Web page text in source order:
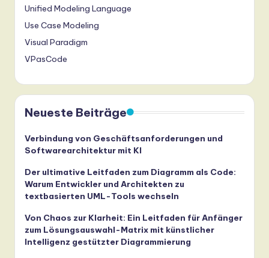
Unified Modeling Language
Use Case Modeling
Visual Paradigm
VPasCode
Neueste Beiträge
Verbindung von Geschäftsanforderungen und
Softwarearchitektur mit KI
Der ultimative Leitfaden zum Diagramm als Code:
Warum Entwickler und Architekten zu
textbasierten UML-Tools wechseln
Von Chaos zur Klarheit: Ein Leitfaden für Anfänger
zum Lösungsauswahl-Matrix mit künstlicher
Intelligenz gestützter Diagrammierung